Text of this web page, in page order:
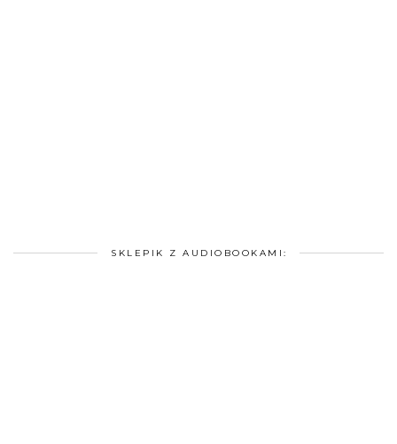
SKLEPIK Z AUDIOBOOKAMI: